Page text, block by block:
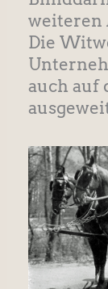
weiteren
Die
auch auf